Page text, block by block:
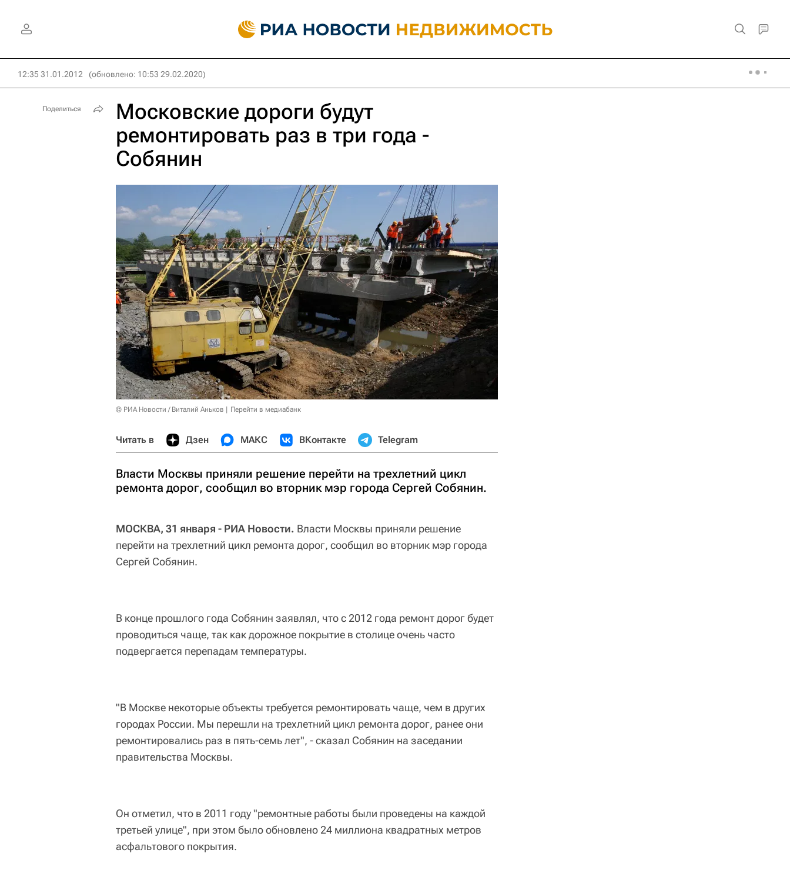
12:35 31.01.2012 (обновлено: 10:53 29.02.2020)
Московские дороги будут
ремонтировать раз в три года -
Собянин
© РИА Новости / Виталий Аньков Перейти в медиабанк
Читать в Дзен МАКС ВКонтакте Telegram
Власти Москвы приняли решение перейти на трехлетний цикл
ремонта дорог, сообщил во вторник мэр города Сергей Собянин.
МОСКВА, 31 января - РИА Новости. Власти Москвы приняли решение
перейти на трехлетний цикл ремонта дорог, сообщил во вторник мэр города
Сергей Собянин.
В конце прошлого года Собянин заявлял, что с 2012 года ремонт дорог будет
проводиться чаще, так как дорожное покрытие в столице очень часто
подвергается перепадам температуры.
"В Москве некоторые объекты требуется ремонтировать чаще, чем в других
городах России. Мы перешли на трехлетний цикл ремонта дорог, ранее они
ремонтировались раз в пять-семь лет", - сказал Собянин на заседании
правительства Москвы.
Он отметил, что в 2011 году "ремонтные работы были проведены на каждой
третьей улице", при этом было обновлено 24 миллиона квадратных метров
асфальтового покрытия.
Поделиться